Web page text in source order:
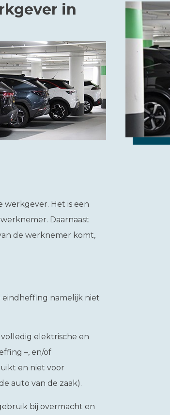
in
werkgever. Het is een
Daarnaast
de werknemer komt,
eindheffing namelijk niet
elektrische en
–, en/of
en niet voor
auto van de zaak).
bij overmacht en